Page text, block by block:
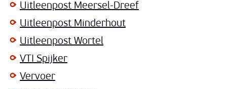
Uitleenpost Meersel-Dreef
Uitleenpost Minderhout
Uitleenpost Wortel
VTI Spijker
Vervoer